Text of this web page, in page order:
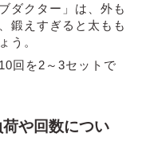
ダクター」は、外も
鍛えすぎると太もも
う。
回を2～3セットで
や回数につい